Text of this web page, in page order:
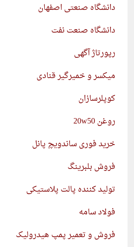
دانشگاه صنعتی اصفهان
دانشگاه صنعت نفت
رپورتاژ آگهی
میکسر و خمیرگیر قنادی
کوپلرسازان
روغن 20w50
خرید فوری ساندویچ پانل
فروش بلبرینگ
تولید کننده پالت پلاستیکی
فولاد سامه
فروش و تعمیر پمپ هیدرولیک